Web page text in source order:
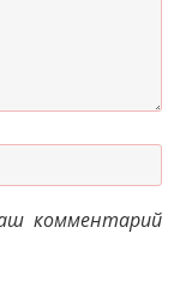
комментарий